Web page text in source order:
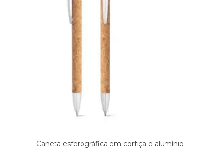
Caneta esferográfica em cortiça e alumínio